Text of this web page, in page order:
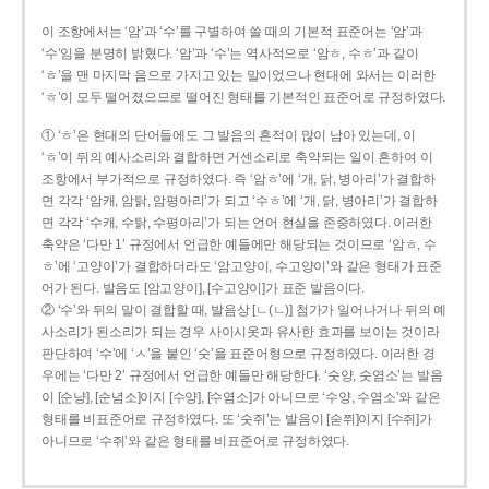
이 조항에서는 ‘암’과 ‘수’를 구별하여 쓸 때의 기본적 표준어는 ‘암’과
‘수’임을 분명히 밝혔다. ‘암’과 ‘수’는 역사적으로 ‘암ㅎ, 수ㅎ’과 같이
‘ㅎ’을 맨 마지막 음으로 가지고 있는 말이었으나 현대에 와서는 이러한
‘ㅎ’이 모두 떨어졌으므로 떨어진 형태를 기본적인 표준어로 규정하였다.
① ‘ㅎ’은 현대의 단어들에도 그 발음의 흔적이 많이 남아 있는데, 이
‘ㅎ’이 뒤의 예사소리와 결합하면 거센소리로 축약되는 일이 흔하여 이
조항에서 부가적으로 규정하였다. 즉 ‘암ㅎ’에 ‘개, 닭, 병아리’가 결합하
면 각각 ‘암캐, 암탉, 암평아리’가 되고 ‘수ㅎ’에 ‘개, 닭, 병아리’가 결합하
면 각각 ‘수캐, 수탉, 수평아리’가 되는 언어 현실을 존중하였다. 이러한
축약은 ‘다만 1’ 규정에서 언급한 예들에만 해당되는 것이므로 ‘암ㅎ, 수
ㅎ’에 ‘고양이’가 결합하더라도 ‘암고양이, 수고양이’와 같은 형태가 표준
어가 된다. 발음도 [암고양이], [수고양이]가 표준 발음이다.
② ‘수’와 뒤의 말이 결합할 때, 발음상 [ㄴ(ㄴ)] 첨가가 일어나거나 뒤의 예
사소리가 된소리가 되는 경우 사이시옷과 유사한 효과를 보이는 것이라
판단하여 ‘수’에 ‘ㅅ’을 붙인 ‘숫’을 표준어형으로 규정하였다. 이러한 경
우에는 ‘다만 2’ 규정에서 언급한 예들만 해당한다. ‘숫양, 숫염소’는 발음
이 [순냥], [순념소]이지 [수양], [수염소]가 아니므로 ‘수양, 수염소’와 같은
형태를 비표준어로 규정하였다. 또 ‘숫쥐’는 발음이 [숟쮜]이지 [수쥐]가
아니므로 ‘수쥐’와 같은 형태를 비표준어로 규정하였다.